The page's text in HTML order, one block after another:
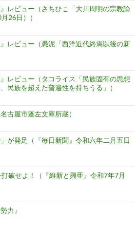
レビュー（さちひこ「大川周明の宗教論
26日））
レビュー（愚泥「西洋近代終焉以後の新
レビュー（タコライス「民族固有の思想
民族を超えた普遍性を持ちうる」）
古屋市蓬左文庫所蔵）
が発足（『毎日新聞』令和六年二月五日
破せよ！（『維新と興亜』令和7年7月
力』